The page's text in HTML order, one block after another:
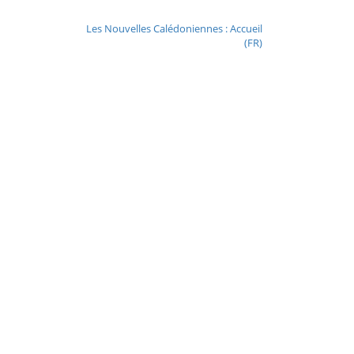
Les Nouvelles Calédoniennes : Accueil
(FR)